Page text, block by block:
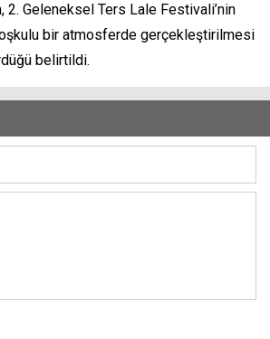
2. Geleneksel Ters Lale Festivali’nin
bir atmosferde gerçekleştirilmesi
belirtildi.